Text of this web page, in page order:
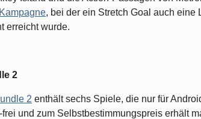
, bei der ein Stretch Goal auch eine
erreicht wurde.
2
2 enthält sechs Spiele, die nur für
und zum Selbstbestimmungspreis erhält